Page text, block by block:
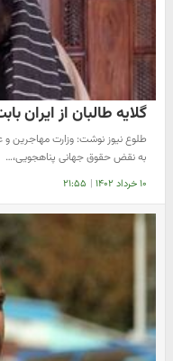
گلایه طالبان از ایران
طلوع نیوز نوشت: وزارت مهاجرین و
به نقض حقوق جهانی پناهجویی،…
۱۰ خرداد ۱۴۰۲ | ۲۱:۵۵